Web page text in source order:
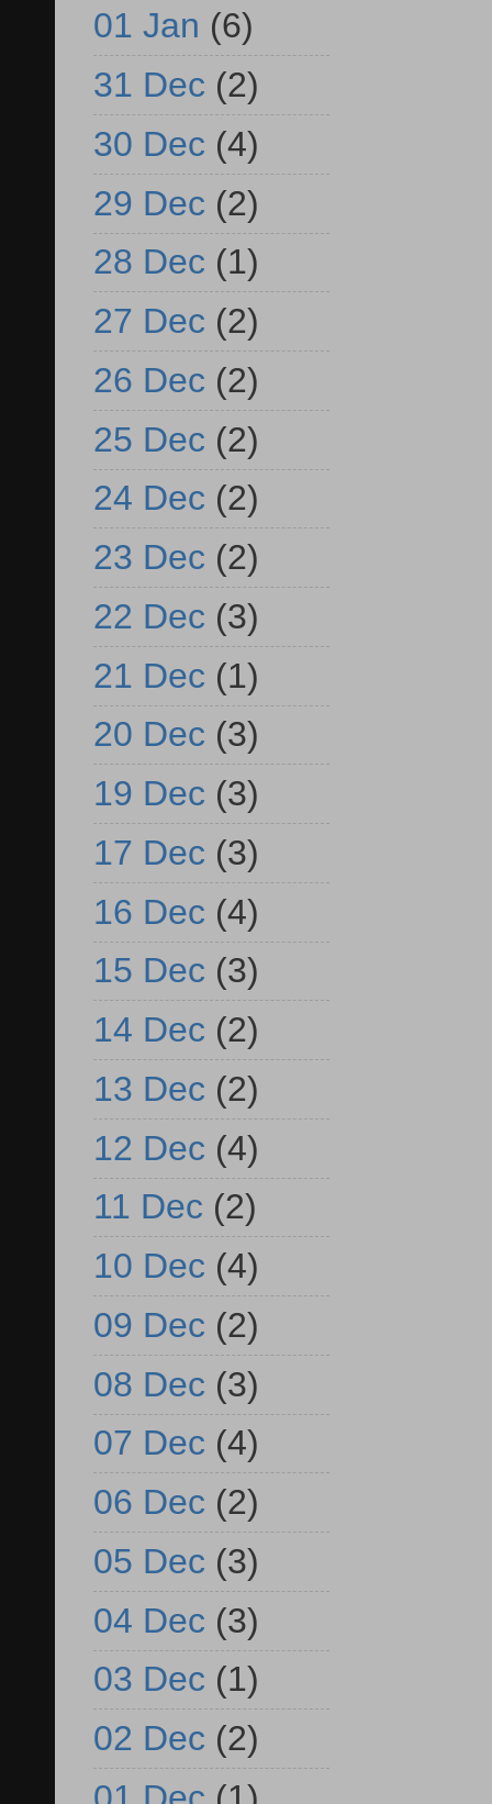
01 Jan (6)
31 Dec (2)
30 Dec (4)
29 Dec (2)
28 Dec (1)
27 Dec (2)
26 Dec (2)
25 Dec (2)
24 Dec (2)
23 Dec (2)
22 Dec (3)
21 Dec (1)
20 Dec (3)
19 Dec (3)
17 Dec (3)
16 Dec (4)
15 Dec (3)
14 Dec (2)
13 Dec (2)
12 Dec (4)
11 Dec (2)
10 Dec (4)
09 Dec (2)
08 Dec (3)
07 Dec (4)
06 Dec (2)
05 Dec (3)
04 Dec (3)
03 Dec (1)
02 Dec (2)